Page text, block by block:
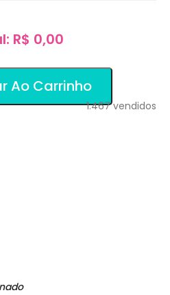
R$ 0,00
Ao Carrinho
1.467vendidos